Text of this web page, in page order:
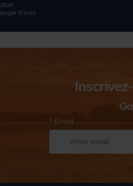
d'avis
* Email